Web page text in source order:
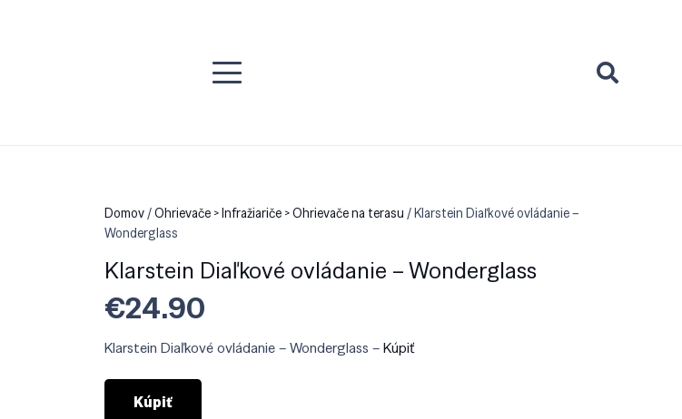
Domov/Ohrievače > Infražiariče > Ohrievače na terasu / Klarstein Diaľkové ovládanie –
Wonderglass
Klarstein Diaľkové ovládanie – Wonderglass
€24.90
Klarstein Diaľkové ovládanie – Wonderglass –Kúpiť
Kúpiť